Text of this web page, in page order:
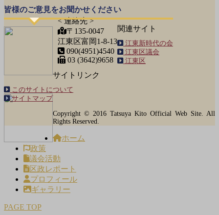
皆様のご意見をお聞かせください
< 連絡先 >
〒135-0047
江東区富岡1-8-13
090(4951)4540
03 (3642)9658
関連サイト
江東新時代の会
江東区議会
江東区
サイトリンク
このサイトについて
サイトマップ
Copyright © 2016 Tatsuya Kito Official Web Site. All
Rights Reserved.
ホーム
政策
議会活動
区政レポート
プロフィール
ギャラリー
PAGE TOP